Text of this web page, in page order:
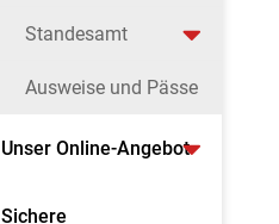
Standesamt
Ausweise und Pässe
Unser Online-Angebot
Sichere